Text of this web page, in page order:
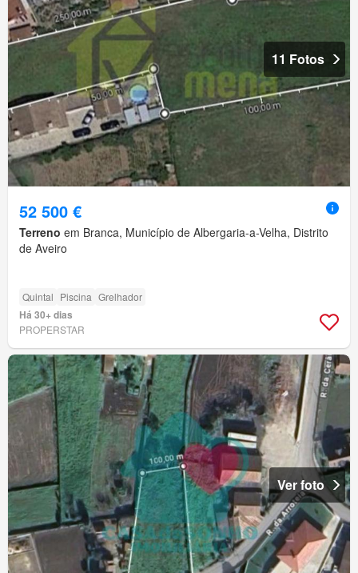
11 Fotos
52 500 €
Terreno em Branca, Município de Albergaria-a-Velha, Distrito
de Aveiro
Quintal Piscina Grelhador
Há 30+ dias
PROPERSTAR
Ver foto